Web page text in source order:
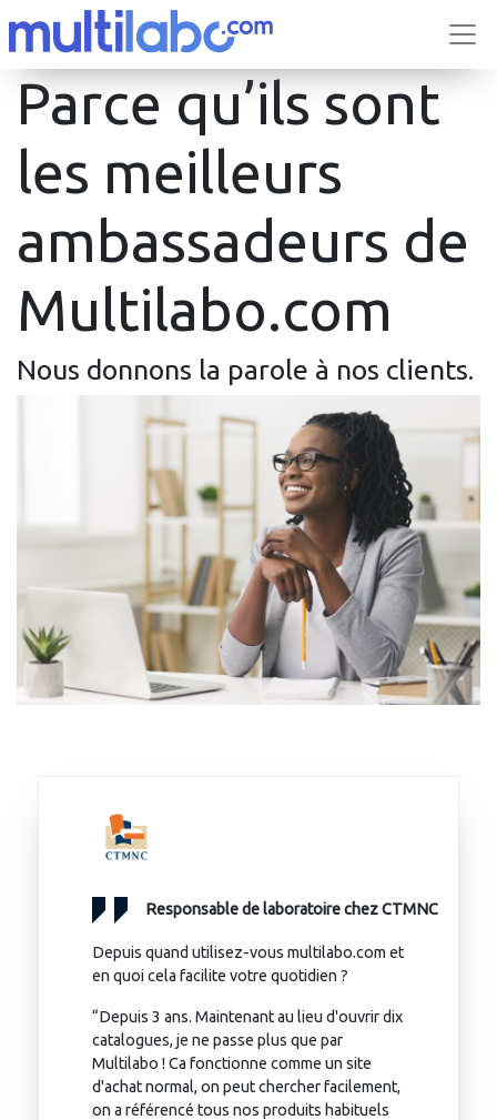
Parce qu’ils sont
les meilleurs
ambassadeurs de
Multilabo.com
Nous donnons la parole à nos clients.
Responsable de laboratoire chez CTMNC
Depuis quand utilisez-vous multilabo.com et
en quoi cela facilite votre quotidien ?
“Depuis 3 ans. Maintenant au lieu d'ouvrir dix
catalogues, je ne passe plus que par
Multilabo ! Ca fonctionne comme un site
d'achat normal, on peut chercher facilement,
on a référencé tous nos produits habituels